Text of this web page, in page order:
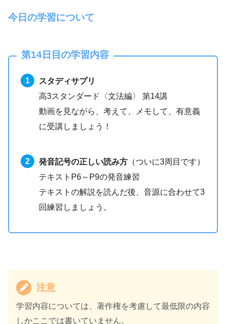
今日の学習について
第14日目の学習内容
スタディサプリ
高3スタンダード〈文法編〉 第14講
動画を見ながら、考えて、メモして、有意義
に受講しましょう！
発音記号の正しい読み方 （ついに3周目です）
テキストP6～P9の発音練習
テキストの解説を読んだ後、音源に合わせて3
回練習しましょう。
注意
学習内容については、著作権を考慮して最低限の内容
しかここでは書いていません。